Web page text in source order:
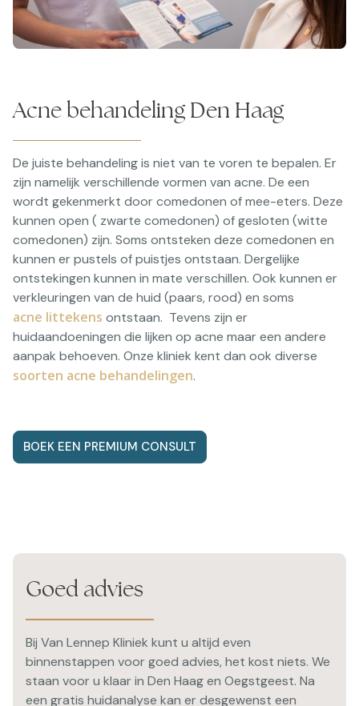
Acne behandeling Den Haag
De juiste behandeling is niet van te voren te bepalen. Er
zijn namelijk verschillende vormen van acne. De een
wordt gekenmerkt door comedonen of mee-eters. Deze
kunnen open ( zwarte comedonen) of gesloten (witte
comedonen) zijn. Soms ontsteken deze comedonen en
kunnen er pustels of puistjes ontstaan. Dergelijke
ontstekingen kunnen in mate verschillen. Ook kunnen er
verkleuringen van de huid (paars, rood) en soms
acne littekens ontstaan. Tevens zijn er
huidaandoeningen die lijken op acne maar een andere
aanpak behoeven. Onze kliniek kent dan ook diverse
soorten acne behandelingen.
BOEK EEN PREMIUM CONSULT
Goed advies
Bij Van Lennep Kliniek kunt u altijd even
binnenstappen voor goed advies, het kost niets. We
staan voor u klaar in Den Haag en Oegstgeest. Na
een gratis huidanalyse kan er desgewenst een